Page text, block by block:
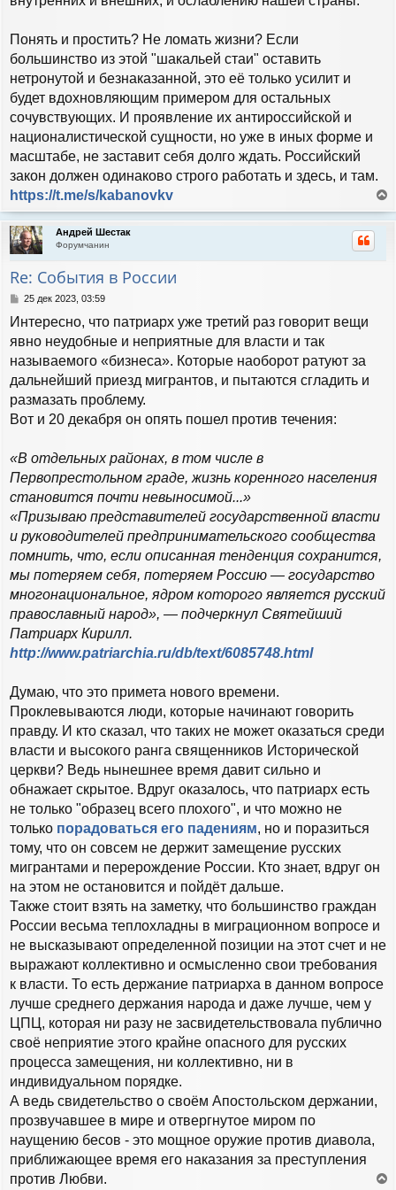
Понять и простить? Не ломать жизни? Если
большинство из этой "шакальей стаи" оставить
нетронутой и безнаказанной, это её только усилит и
будет вдохновляющим примером для остальных
сочувствующих. И проявление их антироссийской и
националистической сущности, но уже в иных форме и
масштабе, не заставит себя долго ждать. Российский
закон должен одинаково строго работать и здесь, и там.
https://t.me/s/kabanovkv
е
р
Андрей Шестак
Форумчанин
Re: События в России
С
о
б
е
н
е
25 дек 2023, 03:59
Интересно, что патриарх уже третий раз говорит вещи
явно неудобные и неприятные для власти и так
называемого «бизнеса». Которые наоборот ратуют за
дальнейший приезд мигрантов, и пытаются сгладить и
размазать проблему.
Вот и 20 декабря он опять пошел против течения:
«В отдельных районах, в том числе в
Первопрестольном граде, жизнь коренного населения
становится почти невыносимой...»
«Призываю представителей государственной власти
и руководителей предпринимательского сообщества
помнить, что, если описанная тенденция сохранится,
мы потеряем себя, потеряем Россию — государство
многонациональное, ядром которого является русский
православный народ», — подчеркнул Святейший
Патриарх Кирилл.
http://www.patriarchia.ru/db/text/6085748.html
Думаю, что это примета нового времени.
Проклевываются люди, которые начинают говорить
правду. И кто сказал, что таких не может оказаться среди
власти и высокого ранга священников Исторической
церкви? Ведь нынешнее время давит сильно и
обнажает скрытое. Вдруг оказалось, что патриарх есть
не только "образец всего плохого", и что можно не
только порадоваться его падениям, но и поразиться
тому, что он совсем не держит замещение русских
мигрантами и перерождение России. Кто знает, вдруг он
на этом не остановится и пойдёт дальше.
Также стоит взять на заметку, что большинство граждан
России весьма теплохладны в миграционном вопросе и
не высказывают определенной позиции на этот счет и не
выражают коллективно и осмысленно свои требования
к власти. То есть держание патриарха в данном вопросе
лучше среднего держания народа и даже лучше, чем у
ЦПЦ, которая ни разу не засвидетельствовала публично
своё неприятие этого крайне опасного для русских
процесса замещения, ни коллективно, ни в
индивидуальном порядке.
А ведь свидетельство о своём Апостольском держании,
прозвучавшее в мире и отвергнутое миром по
наущению бесов - это мощное оружие против диавола,
приближающее время его наказания за преступления
против Любви.